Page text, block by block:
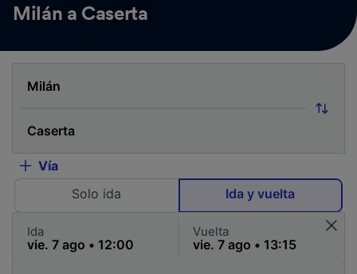
Milán a Caserta
Vía
Solo ida
Ida y vuelta
Ida Vuelta